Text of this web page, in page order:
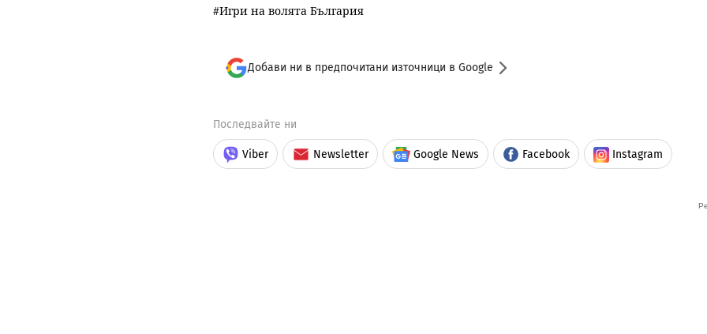
Игри на волята България
Добави ни в предпочитани източници в Google
Последвайте ни
Viber Newsletter Google News Facebook Instagram